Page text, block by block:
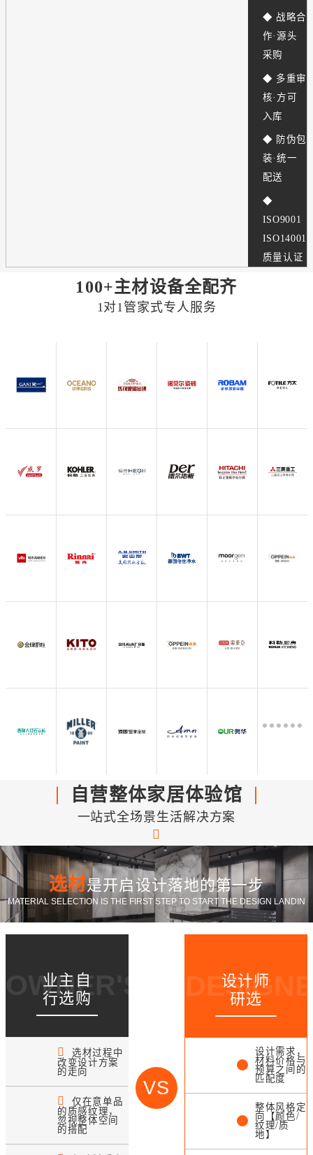
◆ 战略合
作·源头
采购
◆ 多重审
核·方可
入库
◆ 防伪包
装·统一
配送
◆
ISO9001
ISO14001
质量认证
100+主材设备全配齐
1对1管家式专人服务
自营整体家居体验馆
一站式全场景生活解决方案
选材是开启设计落地的第一步
MATERIAL SELECTION IS THE FIRST STEP TO START THE DESIGN LANDIN
业主自
行选购
OWNER'S CHOICE
选材过程中
改变设计方案
的走向
仅在意单品
的质感纹理，
忽视整体空间
的搭配
VS
设计师
研选
设计需求，
材料价格与
预算之间的
匹配度
整体风格定
向【颜色/
纹理/质
地】